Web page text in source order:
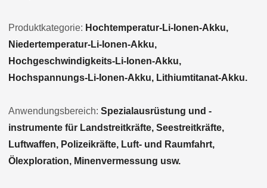
Produktkategorie: Hochtemperatur-Li-Ionen-Akku,
Niedertemperatur-Li-Ionen-Akku,
Hochgeschwindigkeits-Li-Ionen-Akku,
Hochspannungs-Li-Ionen-Akku, Lithiumtitanat-Akku.
Anwendungsbereich: Spezialausrüstung und -
instrumente für Landstreitkräfte, Seestreitkräfte,
Luftwaffen, Polizeikräfte, Luft- und Raumfahrt,
Ölexploration, Minenvermessung usw.